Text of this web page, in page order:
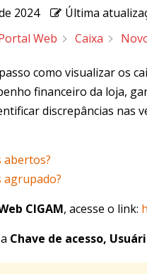
2024 Última
Web Caixa
como visualizar os
financeiro da loja,
discrepâncias nas
abertos?
agrupado?
CIGAM, acesse o link:
Chave de acesso,